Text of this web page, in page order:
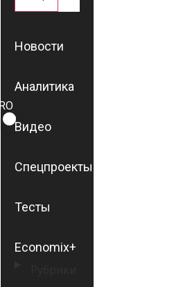
ROMÂNĂ
RU
Новости
Аналитика
Видео
Спецпроекты
Тесты
Economix+